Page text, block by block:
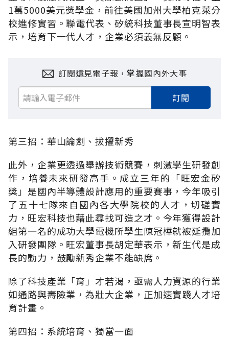
1萬5000美元獎學金，前往美國加州大學柏克萊分
校進修實習。聯電代表、矽統科技董事長宣明智表
示，培育下一代人才，企業必須義無反顧。
訂閱遠見電子報，掌握國內外大事
訂閱
第三招：華山論劍、拔擢新秀
此外，企業更透過舉辦技術競賽，刺激學生研發創
作，培養未來研發高手。成立三年的「旺宏金矽
獎」是國內半導體設計應用的重要賽事，今年吸引
了五十七隊來自國內各大學院校的人才，切磋實
力，旺宏科技也藉此尋找可造之才。今年獲得設計
組第一名的成功大學電機所學生陳冠樺就被延攬加
入研發團隊。旺宏董事長胡定華表示，新生代是成
長的動力，鼓勵新秀企業不能缺席。
除了科技產業「育」才若渴，亟需人力資源的行業
如通路與壽險業，為壯大企業，正加速實踐人才培
育計畫。
第四招：系統培育、獨當一面